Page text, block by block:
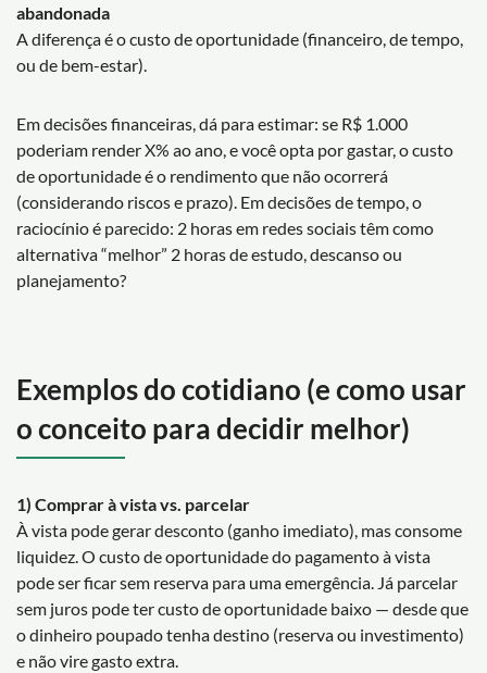
abandonada
A diferença é o custo de oportunidade (financeiro, de tempo,
ou de bem-estar).
Em decisões financeiras, dá para estimar: se R$ 1.000
poderiam render X% ao ano, e você opta por gastar, o custo
de oportunidade é o rendimento que não ocorrerá
(considerando riscos e prazo). Em decisões de tempo, o
raciocínio é parecido: 2 horas em redes sociais têm como
alternativa “melhor” 2 horas de estudo, descanso ou
planejamento?
Exemplos do cotidiano (e como usar
o conceito para decidir melhor)
1) Comprar à vista vs. parcelar
À vista pode gerar desconto (ganho imediato), mas consome
liquidez. O custo de oportunidade do pagamento à vista
pode ser ficar sem reserva para uma emergência. Já parcelar
sem juros pode ter custo de oportunidade baixo — desde que
o dinheiro poupado tenha destino (reserva ou investimento)
e não vire gasto extra.